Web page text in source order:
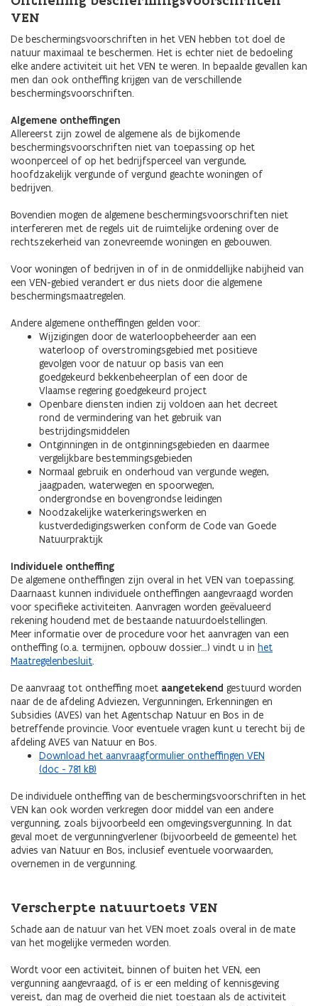
VEN
De beschermingsvoorschriften in het VEN hebben tot doel de
natuur maximaal te beschermen. Het is echter niet de bedoeling
elke andere activiteit uit het VEN te weren. In bepaalde gevallen kan
men dan ook ontheffing krijgen van de verschillende
beschermingsvoorschriften.
Algemene ontheffingen
Allereerst zijn zowel de algemene als de bijkomende
beschermingsvoorschriften niet van toepassing op het
woonperceel of op het bedrijfsperceel van vergunde,
hoofdzakelijk vergunde of vergund geachte woningen of
bedrijven.
Bovendien mogen de algemene beschermingsvoorschriften niet
interfereren met de regels uit de ruimtelijke ordening over de
rechtszekerheid van zonevreemde woningen en gebouwen.
Voor woningen of bedrijven in of in de onmiddellijke nabijheid van
een VEN-gebied verandert er dus niets door die algemene
beschermingsmaatregelen.
Andere algemene ontheffingen gelden voor:
Wijzigingen door de waterloopbeheerder aan een
waterloop of overstromingsgebied met positieve
gevolgen voor de natuur op basis van een
goedgekeurd bekkenbeheerplan of een door de
Vlaamse regering goedgekeurd project
Openbare diensten indien zij voldoen aan het decreet
rond de vermindering van het gebruik van
bestrijdingsmiddelen
Ontginningen in de ontginningsgebieden en daarmee
vergelijkbare bestemmingsgebieden
Normaal gebruik en onderhoud van vergunde wegen,
jaagpaden, waterwegen en spoorwegen,
ondergrondse en bovengrondse leidingen
Noodzakelijke waterkeringswerken en
kustverdedigingswerken conform de Code van Goede
Natuurpraktijk
Individuele ontheffing
De algemene ontheffingen zijn overal in het VEN van toepassing.
Daarnaast kunnen individuele ontheffingen aangevraagd worden
voor specifieke activiteiten. Aanvragen worden geëvalueerd
rekening houdend met de bestaande natuurdoelstellingen.
Meer informatie over de procedure voor het aanvragen van een
ontheffing (o.a. termijnen, opbouw dossier…) vindt u in het
Maatregelenbesluit.
De aanvraag tot ontheffing moet aangetekend gestuurd worden
naar de de afdeling Adviezen, Vergunningen, Erkenningen en
Subsidies (AVES) van het Agentschap Natuur en Bos in de
betreffende provincie. Voor eventuele vragen kunt u terecht bij de
afdeling AVES van Natuur en Bos.
Download het aanvraagformulier ontheffingen VEN
(doc - 781 kB)
De individuele ontheffing van de beschermingsvoorschriften in het
VEN kan ook worden verkregen door middel van een andere
vergunning, zoals bijvoorbeeld een omgevingsvergunning. In dat
geval moet de vergunningverlener (bijvoorbeeld de gemeente) het
advies van Natuur en Bos, inclusief eventuele voorwaarden,
overnemen in de vergunning.
Verscherpte natuurtoets VEN
Schade aan de natuur van het VEN moet zoals overal in de mate
van het mogelijke vermeden worden.
Wordt voor een activiteit, binnen of buiten het VEN, een
vergunning aangevraagd, of is er een melding of kennisgeving
vereist, dan mag de overheid die niet toestaan als de activiteit